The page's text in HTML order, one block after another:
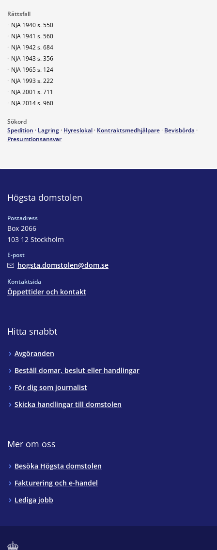
Rättsfall
· NJA 1940 s. 550
· NJA 1941 s. 560
· NJA 1942 s. 684
· NJA 1943 s. 356
· NJA 1965 s. 124
· NJA 1993 s. 222
· NJA 2001 s. 711
· NJA 2014 s. 960
Sökord
Spedition · Lagring · Hyreslokal · Kontraktsmedhjälpare · Bevisbörda ·
Presumtionsansvar
Högsta domstolen
Postadress
Box 2066
103 12 Stockholm
E-post
hogsta.domstolen@dom.se
Kontaktsida
Öppettider och kontakt
Hitta snabbt
Avgöranden
Beställ domar, beslut eller handlingar
För dig som journalist
Skicka handlingar till domstolen
Mer om oss
Besöka Högsta domstolen
Fakturering och e-handel
Lediga jobb